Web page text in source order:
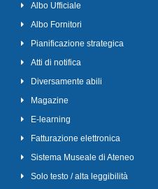
Albo Ufficiale
Albo Fornitori
Pianificazione strategica
Atti di notifica
Diversamente abili
Magazine
E-learning
Fatturazione elettronica
Sistema Museale di Ateneo
Solo testo / alta leggibilità